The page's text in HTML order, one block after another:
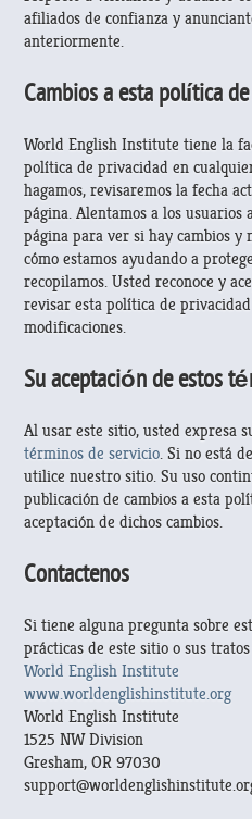
afiliados de confianza y
anteriormente.
Cambios a esta política
World English Institute tiene la
política de privacidad en
hagamos, revisaremos la fecha
página. Alentamos a los usuarios
página para ver si hay cambios y
cómo estamos ayudando a
recopilamos. Usted reconoce y
revisar esta política de
modificaciones.
Su aceptación de estos
Al usar este sitio, usted expresa
términos de servicio. Si no está
utilice nuestro sitio. Su uso
publicación de cambios a esta
aceptación de dichos cambios.
Contactenos
Si tiene alguna pregunta sobre
prácticas de este sitio o sus
World English Institute
www.worldenglishinstitute.org
World English Institute
1525 NW Division
Gresham, OR 97030